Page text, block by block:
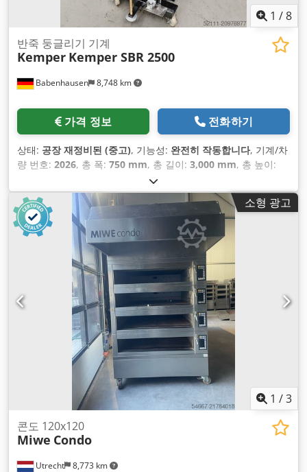
1 /8
Babenhausen 8,748 km
반죽 둥글리기 기계
Kemper Kemper SBR 2500
가격 정보 전화하기
상태: 공장 재정비된 (중고), 기능성: 완전히 작동합니다, 기계/차
량 번호: 2026, 총 폭: 750 mm, 총 길이: 3,000 mm, 총 높이:
50 헤르츠
350 kg, 전기 퓨즈:16 A, 최종 오버홀 연도:2026, 입력 전압:
400 V, DGUV 인증 유효기간:06/2027 섀시, 소형 광고
1 /3
Utrecht 8,773 km
콘도 120x120
Miwe Condo